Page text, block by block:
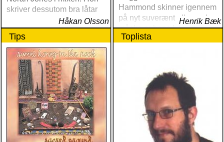
skriver dessutom bra låtar
Håkan Olsson
Hammond skinner igennem
på nyt suverænt album, der
måske er hans bedste
gennem tiderne
Henrik Bæk
Tips Toplista